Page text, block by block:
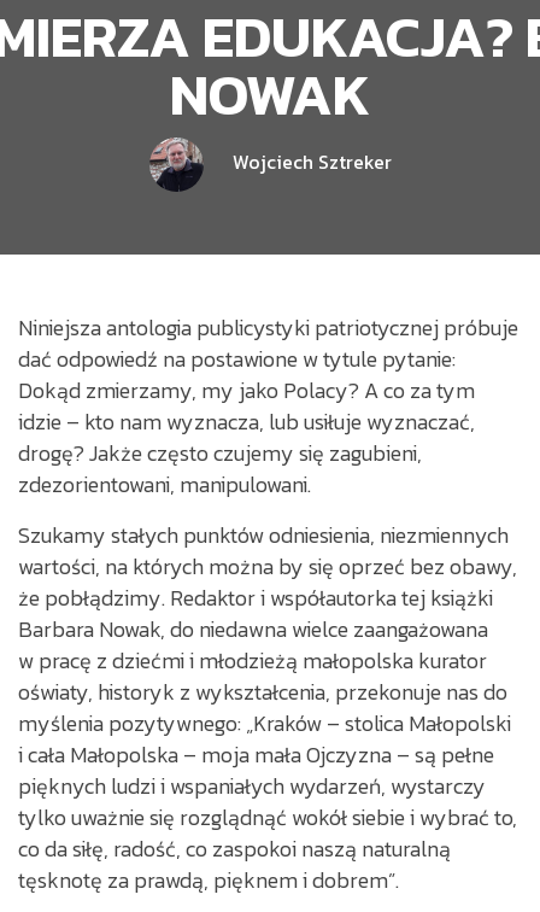
NOWAK
Wojciech Sztreker
Niniejsza antologia publicystyki patriotycznej próbuje
dać odpowiedź na postawione w tytule pytanie:
Dokąd zmierzamy, my jako Polacy? A co za tym
idzie – kto nam wyznacza, lub usiłuje wyznaczać,
drogę? Jakże często czujemy się zagubieni,
zdezorientowani, manipulowani.
Szukamy stałych punktów odniesienia, niezmiennych
wartości, na których można by się oprzeć bez obawy,
że pobłądzimy. Redaktor i współautorka tej książki
Barbara Nowak, do niedawna wielce zaangażowana
w pracę z dziećmi i młodzieżą małopolska kurator
oświaty, historyk z wykształcenia, przekonuje nas do
myślenia pozytywnego: „Kraków – stolica Małopolski
i cała Małopolska – moja mała Ojczyzna – są pełne
pięknych ludzi i wspaniałych wydarzeń, wystarczy
tylko uważnie się rozglądnąć wokół siebie i wybrać to,
co da siłę, radość, co zaspokoi naszą naturalną
tęsknotę za prawdą, pięknem i dobrem”.